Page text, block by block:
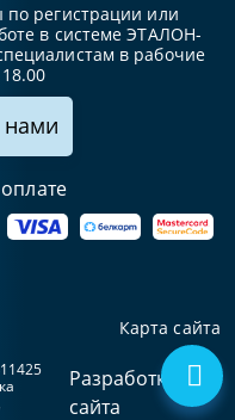
по регистрации или
в системе ЭТАЛОН-
в рабочие
нами
Карта сайта
Разработка
сайта